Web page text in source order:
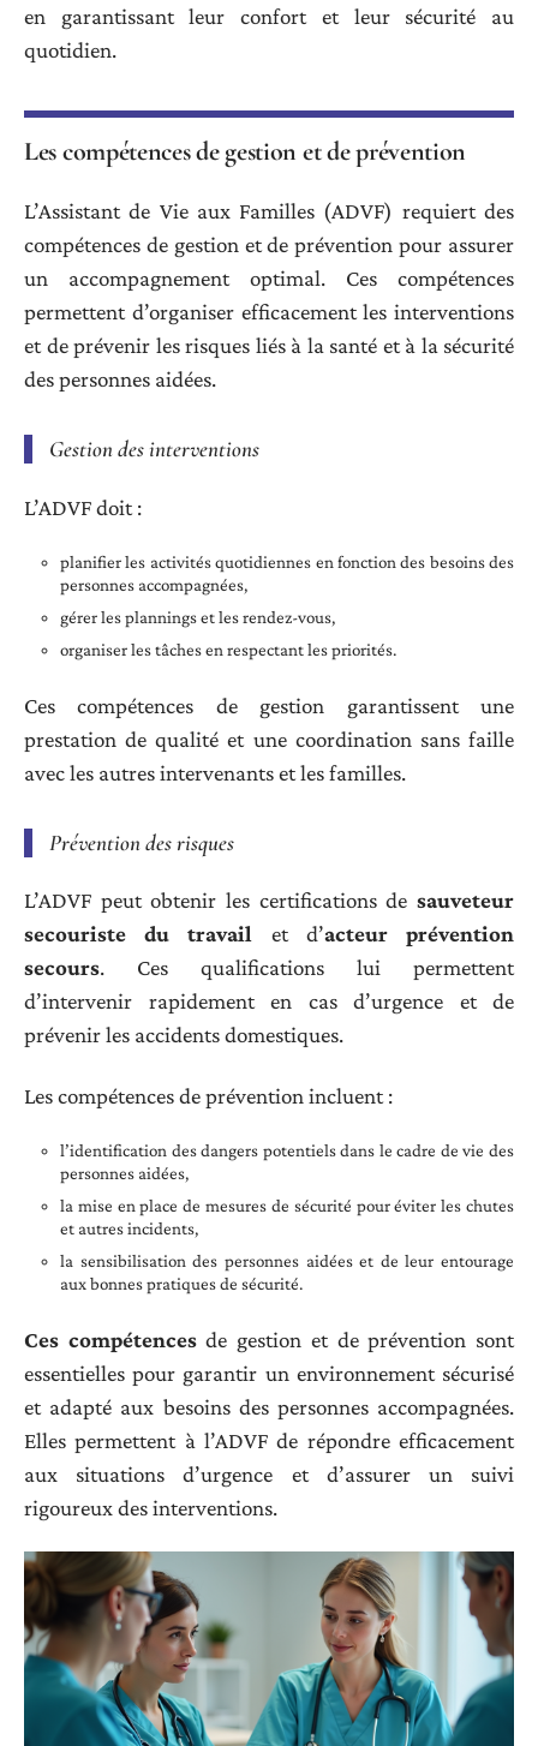
en garantissant leur confort et leur sécurité au
quotidien.
Les compétences de gestion et de prévention
L’Assistant de Vie aux Familles (ADVF) requiert des
compétences de gestion et de prévention pour assurer
un accompagnement optimal. Ces compétences
permettent d’organiser efficacement les interventions
et de prévenir les risques liés à la santé et à la sécurité
des personnes aidées.
Gestion des interventions
L’ADVF doit :
planifier les activités quotidiennes en fonction des besoins des
personnes accompagnées,
gérer les plannings et les rendez-vous,
organiser les tâches en respectant les priorités.
Ces compétences de gestion garantissent une
prestation de qualité et une coordination sans faille
avec les autres intervenants et les familles.
Prévention des risques
L’ADVF peut obtenir les certifications de sauveteur
secouriste du travail et d’acteur prévention
secours. Ces qualifications lui permettent
d’intervenir rapidement en cas d’urgence et de
prévenir les accidents domestiques.
Les compétences de prévention incluent :
l’identification des dangers potentiels dans le cadre de vie des
personnes aidées,
la mise en place de mesures de sécurité pour éviter les chutes
et autres incidents,
la sensibilisation des personnes aidées et de leur entourage
aux bonnes pratiques de sécurité.
Ces compétencesde gestion et de prévention sont
essentielles pour garantir un environnement sécurisé
et adapté aux besoins des personnes accompagnées.
Elles permettent à l’ADVF de répondre efficacement
aux situations d’urgence et d’assurer un suivi
rigoureux des interventions.